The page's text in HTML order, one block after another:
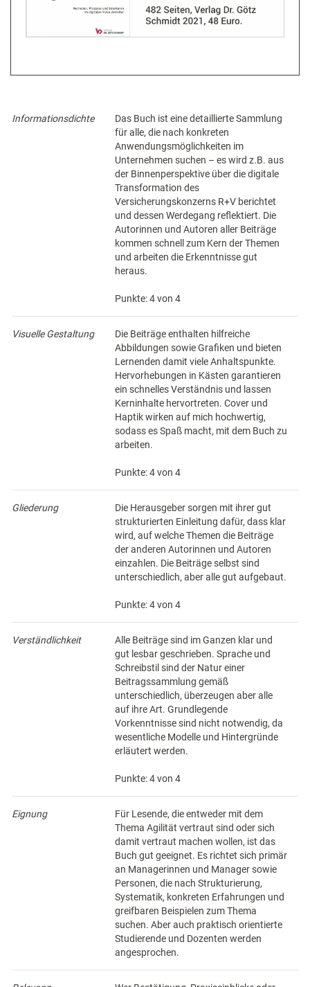
Informationsdichte
Das Buch ist eine detaillierte Sammlung
für alle, die nach konkreten
Anwendungsmöglichkeiten im
Unternehmen suchen – es wird z.B. aus
der Binnenperspektive über die digitale
Transformation des
Versicherungskonzerns R+V berichtet
und dessen Werdegang reflektiert. Die
Autorinnen und Autoren aller Beiträge
kommen schnell zum Kern der Themen
und arbeiten die Erkenntnisse gut
heraus.
Punkte: 4 von 4
Visuelle Gestaltung
Die Beiträge enthalten hilfreiche
Abbildungen sowie Grafiken und bieten
Lernenden damit viele Anhaltspunkte.
Hervorhebungen in Kästen garantieren
ein schnelles Verständnis und lassen
Kerninhalte hervortreten. Cover und
Haptik wirken auf mich hochwertig,
sodass es Spaß macht, mit dem Buch zu
arbeiten.
Punkte: 4 von 4
Gliederung
Die Herausgeber sorgen mit ihrer gut
strukturierten Einleitung dafür, dass klar
wird, auf welche Themen die Beiträge
der anderen Autorinnen und Autoren
einzahlen. Die Beiträge selbst sind
unterschiedlich, aber alle gut aufgebaut.
Punkte: 4 von 4
Verständlichkeit
Alle Beiträge sind im Ganzen klar und
gut lesbar geschrieben. Sprache und
Schreibstil sind der Natur einer
Beitragssammlung gemäß
unterschiedlich, überzeugen aber alle
auf ihre Art. Grundlegende
Vorkenntnisse sind nicht notwendig, da
wesentliche Modelle und Hintergründe
erläutert werden.
Punkte: 4 von 4
Eignung
Für Lesende, die entweder mit dem
Thema Agilität vertraut sind oder sich
damit vertraut machen wollen, ist das
Buch gut geeignet. Es richtet sich primär
an Managerinnen und Manager sowie
Personen, die nach Strukturierung,
Systematik, konkreten Erfahrungen und
greifbaren Beispielen zum Thema
suchen. Aber auch praktisch orientierte
Studierende und Dozenten werden
angesprochen.